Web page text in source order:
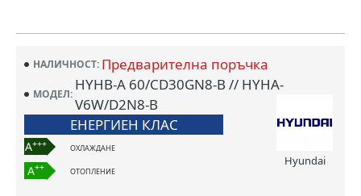
НАЛИЧНОСТ: Предварителна поръчка
МОДЕЛ:
HYHB-A 60/CD30GN8-B // HYHA-
V6W/D2N8-B
ЕНЕРГИЕН КЛАС
A+++ ОХЛАЖДАНЕ
A++ ОТОПЛЕНИЕ
Hyundai